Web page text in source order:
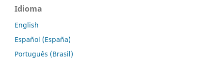
Idioma
English
Español (España)
Português (Brasil)